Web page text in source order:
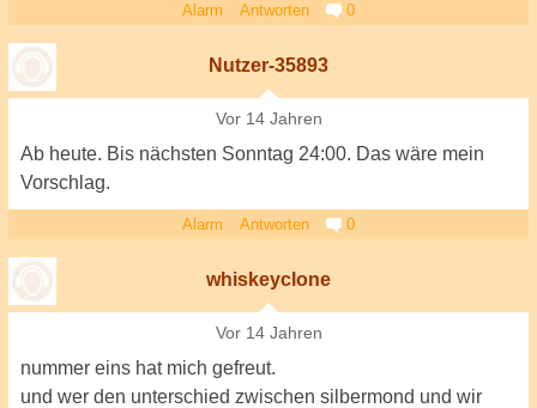
Alarm Antworten 0
Nutzer-35893
Vor 14 Jahren
Ab heute. Bis nächsten Sonntag 24:00. Das wäre mein
Vorschlag.
Alarm Antworten 0
whiskeyclone
Vor 14 Jahren
nummer eins hat mich gefreut.
und wer den unterschied zwischen silbermond und wir